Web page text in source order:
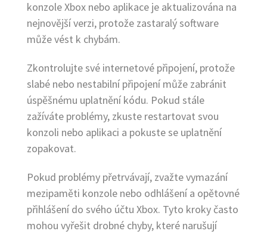
konzole Xbox nebo aplikace je aktualizována na
nejnovější verzi, protože zastaralý software
může vést k chybám.
Zkontrolujte své internetové připojení, protože
slabé nebo nestabilní připojení může zabránit
úspěšnému uplatnění kódu. Pokud stále
zažíváte problémy, zkuste restartovat svou
konzoli nebo aplikaci a pokuste se uplatnění
zopakovat.
Pokud problémy přetrvávají, zvažte vymazání
mezipaměti konzole nebo odhlášení a opětovné
přihlášení do svého účtu Xbox. Tyto kroky často
mohou vyřešit drobné chyby, které narušují